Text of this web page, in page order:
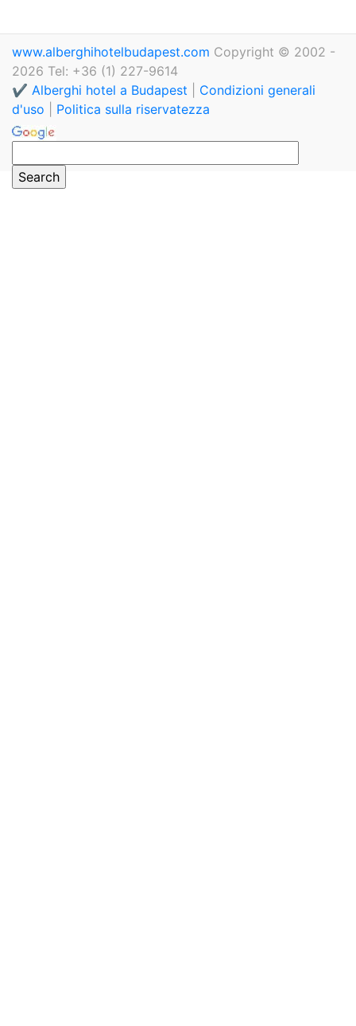
www.alberghihotelbudapest.com Copyright © 2002 -
2026 Tel: +36 (1) 227-9614
✔️ Alberghi hotel a Budapest
Condizioni generali
d'uso
Politica sulla riservatezza